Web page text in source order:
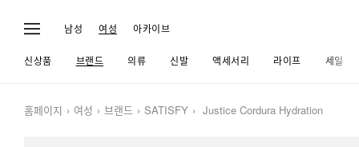
남성 여성 아카이브
신상품 브랜드 의류 신발 액세서리 라이프 세일
홈페이지 여성 브랜드 SATISFY Justice Cordura Hydration